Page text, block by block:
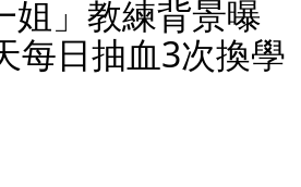
姐」教練背景曝
日抽血3次換學